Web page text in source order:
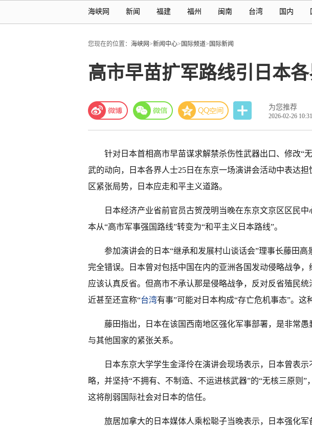
海峡网 新闻 福建 福州 闽南 台湾 国内
您现在的位置： 海峡网>新闻中心> 国际频道> 国际新闻
高市早苗扩军路线引日本
为您推荐
2026-02-26 10:31
针对日本首相高市早苗谋求解禁杀伤性武器出口、修改“
武的动向，日本各界人士25日在东京一场演讲会活动中表达
区紧张局势，日本应走和平主义道路。
日本经济产业省前官员古贺茂明当晚在东京文京区区民
本从“高市军事强国路线”转变为“和平主义日本路线”。
参加演讲会的日本“继承和发展村山谈话会”理事长藤田高
完全错误。日本曾对包括中国在内的亚洲各国发动侵略战争
应该认真反省。但高市不承认那是侵略战争，反对反省殖民统
近甚至还宣称“台湾有事”可能对日本构成“存亡危机事态”。这
藤田指出，日本在该国西南地区强化军事部署，是非常
与其他国家的紧张关系。
日本东京大学学生金泽伶在演讲会现场表示，日本曾表
略，并坚持“不拥有、不制造、不运进核武器”的“无核三原则”
这将削弱国际社会对日本的信任。
旅居加拿大的日本媒体人乘松聪子当晚表示，日本强化